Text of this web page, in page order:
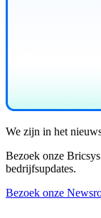
We zijn in het
Bezoek onze
bedrijfsupdates.
Bezoek onze